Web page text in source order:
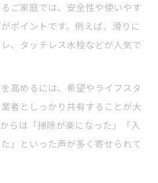
ご家庭では、安全性や使いやす
ポイントです。例えば、滑りに
、タッチレス水栓などが人気で
高めるには、希望やライフスタ
者としっかり共有することが大
らは「掃除が楽になった」「入
」といった声が多く寄せられて